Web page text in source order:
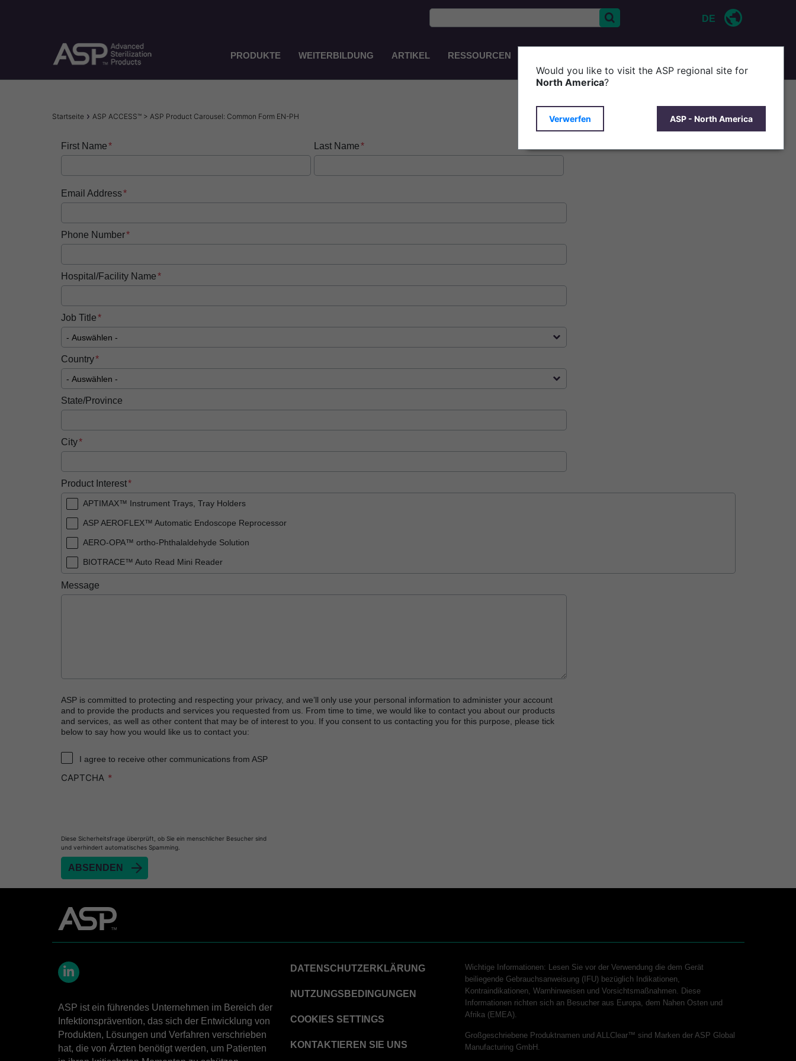
DE
Main
Navigation
PRODUKTE WEITERBILDUNG ARTIKEL RESSOURCEN
Pfadnavigation
Startseite ASP ACCESS™ > ASP Product Carousel: Common Form EN-PH
First Name Last Name
Email Address
Phone Number
Hospital/Facility Name
Job Title
Country
State/Province
City
Product Interest
APTIMAX™ Instrument Trays, Tray Holders
ASP AEROFLEX™ Automatic Endoscope Reprocessor
AERO-OPA™ ortho-Phthalaldehyde Solution
BIOTRACE™ Auto Read Mini Reader
BIOTRACE™ Auto Read Pro Reader
CIDEX™ OPA Solution Test Strips
CIDEX™ Tray System
CIDEZYME™ XTRA Multi-Enzymatic Detergent
CYCLESURE™ 24 Biological Indicator (BI)
ENZOL™ Enzymatic Detergent
EVOTECH™ Endoscope Cleaner and Reprocessor
Heat Sealer HS 2000
PRESEPT™ Disinfectant Granules
PRESEPT™ Effervescent Disinfectant Tablets
SEALSURE™ Steam Indicator Tape
STERRAD™ Chemical Indicator Strips
STERRAD™ 100NX System with ALLClear™ Technology
STERRAD™ 100NX Cassettes
STERRAD™ System Cassettes Collection Box
STERRAD SI™ 100 System
Message
ASP is committed to protecting and respecting your privacy, and we’ll only use your personal information to administer your account
and to provide the products and services you requested from us. From time to time, we would like to contact you about our products
and services, as well as other content that may be of interest to you. If you consent to us contacting you for this purpose, please tick
below to say how you would like us to contact you:
I agree to receive other communications from ASP
CAPTCHA
Diese Sicherheitsfrage überprüft, ob Sie ein menschlicher Besucher sind
und verhindert automatisches Spamming.
ASP ist ein führendes Unternehmen im Bereich der
Infektionsprävention, das sich der Entwicklung von
Produkten, Lösungen und Verfahren verschrieben
hat, die von Ärzten benötigt werden, um Patienten
DATENSCHUTZERKLÄRUNG
NUTZUNGSBEDINGUNGEN
COOKIES SETTINGS
KONTAKTIEREN SIE UNS
Wichtige Informationen: Lesen Sie vor der Verwendung die dem Gerät
beiliegende Gebrauchsanweisung (IFU) bezüglich Indikationen,
Kontraindikationen, Warnhinweisen und Vorsichtsmaßnahmen. Diese
Informationen richten sich an Besucher aus Europa, dem Nahen Osten und
Afrika (EMEA).
Großgeschriebene Produktnamen und ALLClear™ sind Marken der ASP Global
Manufacturing GmbH.
Would you like to visit the ASP regional site for
North America?
Verwerfen ASP - North America